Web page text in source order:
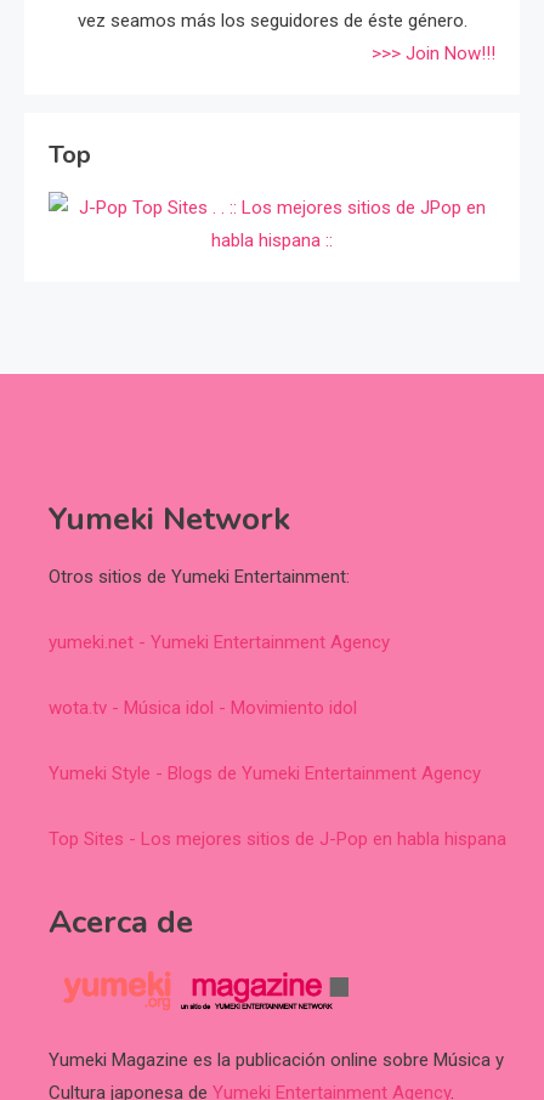
vez seamos más los seguidores de éste género.
>>> Join Now!!!
Top
Yumeki Network
Otros sitios de Yumeki Entertainment:
yumeki.net - Yumeki Entertainment Agency
wota.tv - Música idol - Movimiento idol
Yumeki Style - Blogs de Yumeki Entertainment Agency
Top Sites - Los mejores sitios de J-Pop en habla hispana
Acerca de
Yumeki Magazine es la publicación online sobre Música y
Cultura japonesa de Yumeki Entertainment Agency.